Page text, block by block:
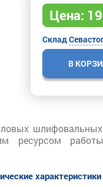
Цена:
Склад
В
ресурсом
характеристики